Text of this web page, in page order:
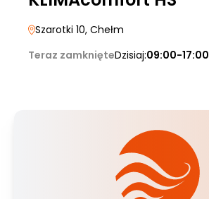
Szarotki 10, Chełm
Teraz zamknięteDzisiaj:09:00-17:00